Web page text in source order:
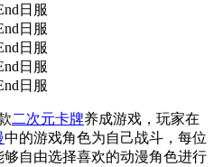
二次元卡牌养成游戏，玩家在
中的游戏角色为自己战斗，每位
自由选择喜欢的动漫角色进行